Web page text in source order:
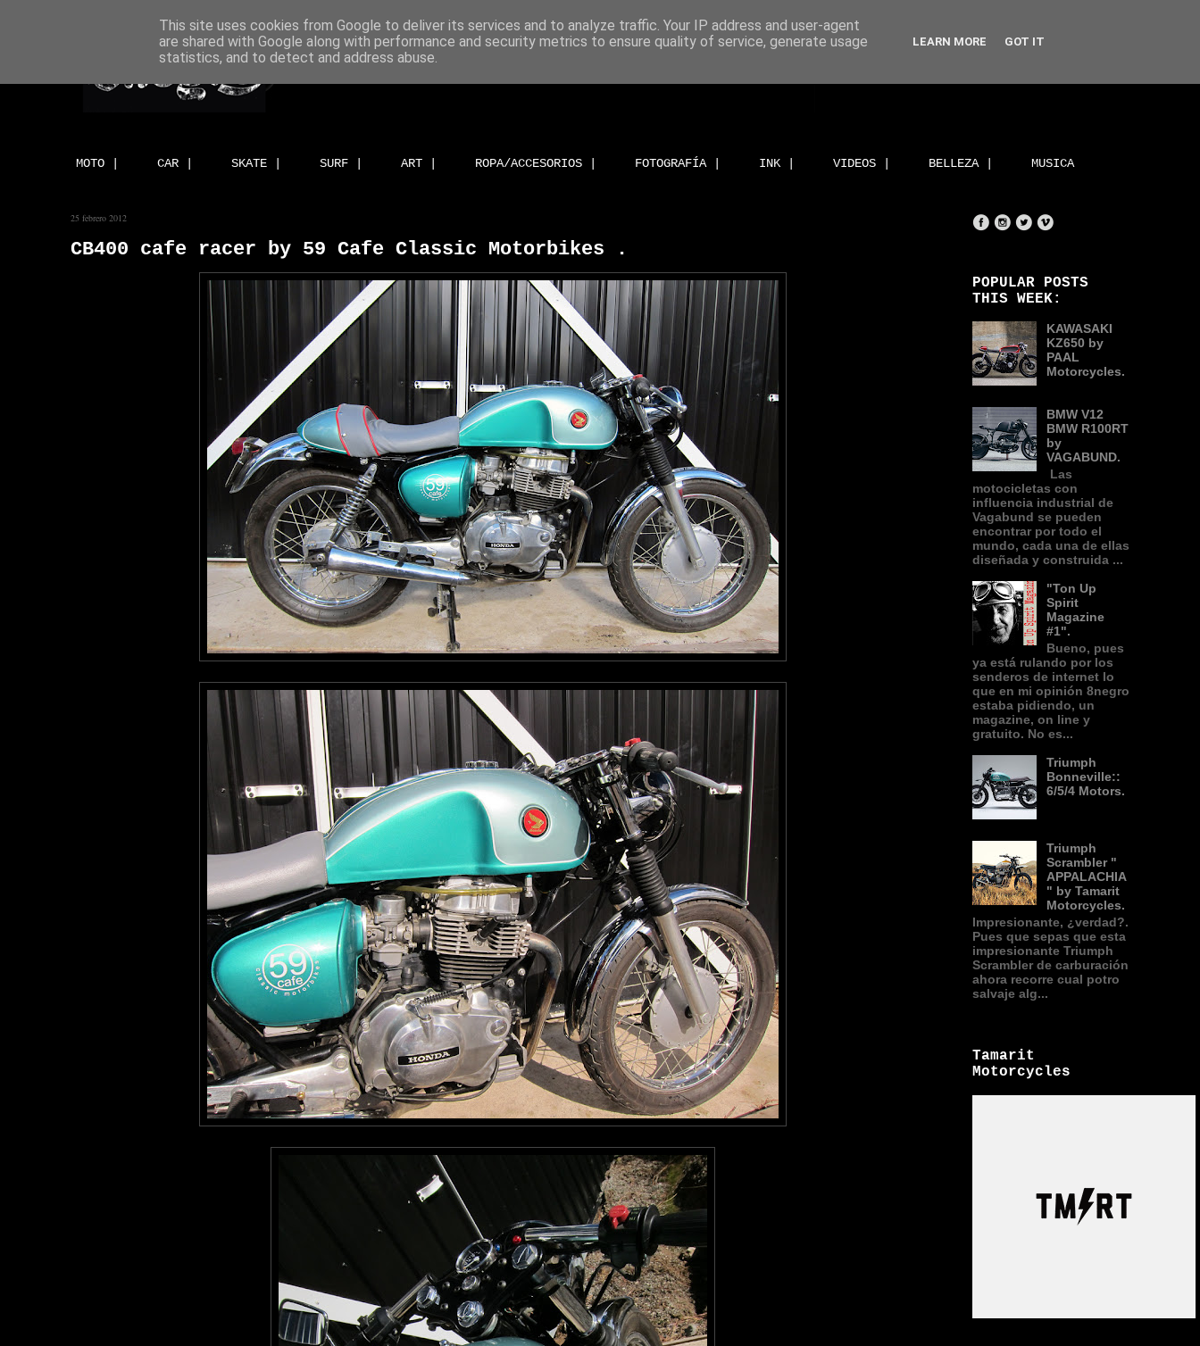
MOTO | CAR | SKATE | SURF | ART | ROPA/ACCESORIOS | FOTOGRAFÍA | INK | VIDEOS | BELLEZA | MUSICA
25 febrero 2012
CB400 cafe racer by 59 Cafe Classic Motorbikes .
POPULAR POSTS
THIS WEEK:
KAWASAKI
KZ650 by
PAAL
Motorcycles.
BMW V12
BMW R100RT
by
VAGABUND.
Las
motocicletas con
influencia industrial de
Vagabund se pueden
encontrar por todo el
mundo, cada una de ellas
diseñada y construida ...
"Ton Up
Spirit
Magazine
#1".
Bueno, pues
ya está rulando por los
senderos de internet lo
que en mi opinión 8negro
estaba pidiendo, un
magazine, on line y
gratuito. No es...
Triumph
Bonneville::
6/5/4 Motors.
Triumph
Scrambler "
APPALACHIA
" by Tamarit
Motorcycles.
Impresionante, ¿verdad?.
Pues que sepas que esta
impresionante Triumph
Scrambler de carburación
ahora recorre cual potro
salvaje alg...
Tamarit
Motorcycles
This site uses cookies from Google to deliver its services and to analyze traffic. Your IP address and user-agent
are shared with Google along with performance and security metrics to ensure quality of service, generate usage
statistics, and to detect and address abuse.
LEARN MORE GOT IT